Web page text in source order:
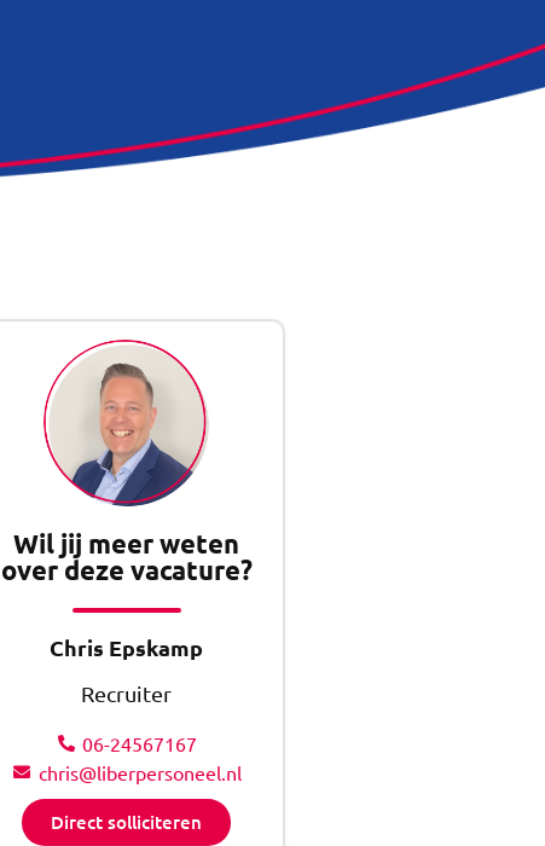
Wil jij meer weten
over deze vacature?
Chris Epskamp
Recruiter
06-24567167
chris@liberpersoneel.nl
Direct solliciteren